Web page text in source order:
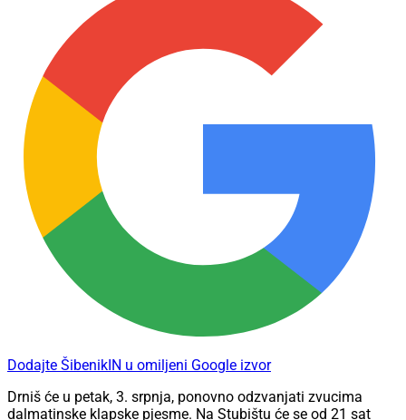
Dodajte ŠibenikIN u omiljeni Google izvor
Drniš će u petak, 3. srpnja, ponovno odzvanjati zvucima
dalmatinske klapske pjesme. Na Stubištu će se od 21 sat